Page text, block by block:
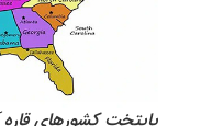
پایتخت کشورهای قاره